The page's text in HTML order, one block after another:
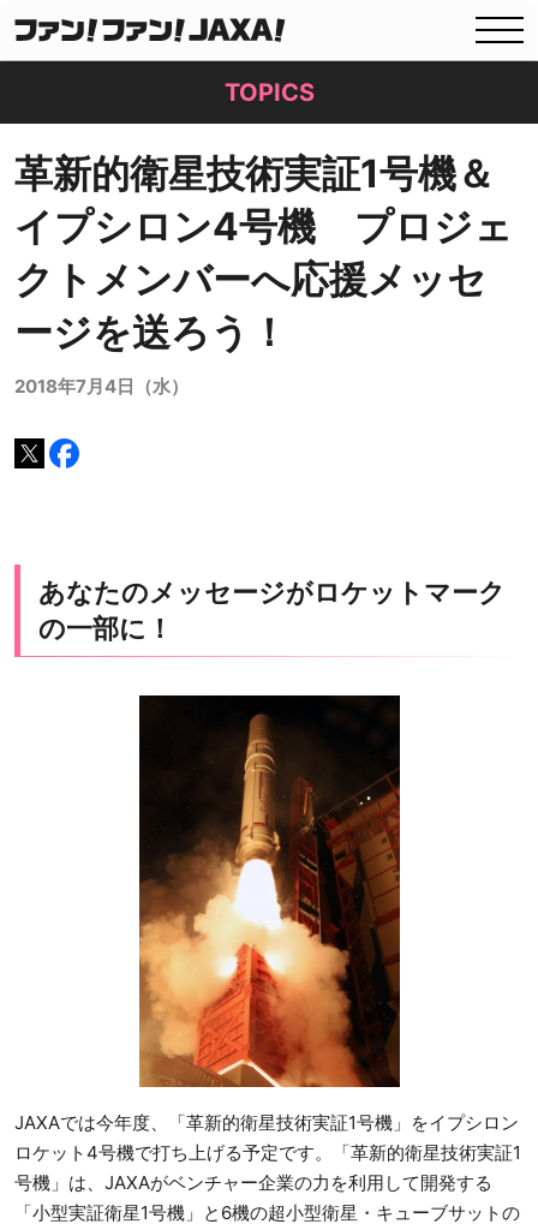
TOPICS
革新的衛星技術実証1号機＆
イプシロン4号機 プロジェ
クトメンバーへ応援メッセ
ージを送ろう！
2018年7月4日（水）
あなたのメッセージがロケットマーク
の一部に！
JAXAでは今年度、「革新的衛星技術実証1号機」をイプシロン
ロケット4号機で打ち上げる予定です。「革新的衛星技術実証1
号機」は、JAXAがベンチャー企業の力を利用して開発する
「小型実証衛星1号機」と6機の超小型衛星・キューブサットの